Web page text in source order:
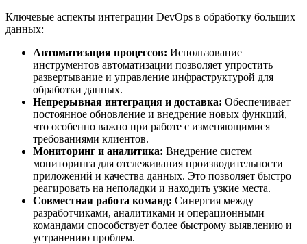
Ключевые аспекты интеграции DevOps в обработку больших
данных:
Автоматизация процессов: Использование
инструментов автоматизации позволяет упростить
развертывание и управление инфраструктурой для
обработки данных.
Непрерывная интеграция и доставка: Обеспечивает
постоянное обновление и внедрение новых функций,
что особенно важно при работе с изменяющимися
требованиями клиентов.
Мониторинг и аналитика: Внедрение систем
мониторинга для отслеживания производительности
приложений и качества данных. Это позволяет быстро
реагировать на неполадки и находить узкие места.
Совместная работа команд: Синергия между
разработчиками, аналитиками и операционными
командами способствует более быстрому выявлению и
устранению проблем.